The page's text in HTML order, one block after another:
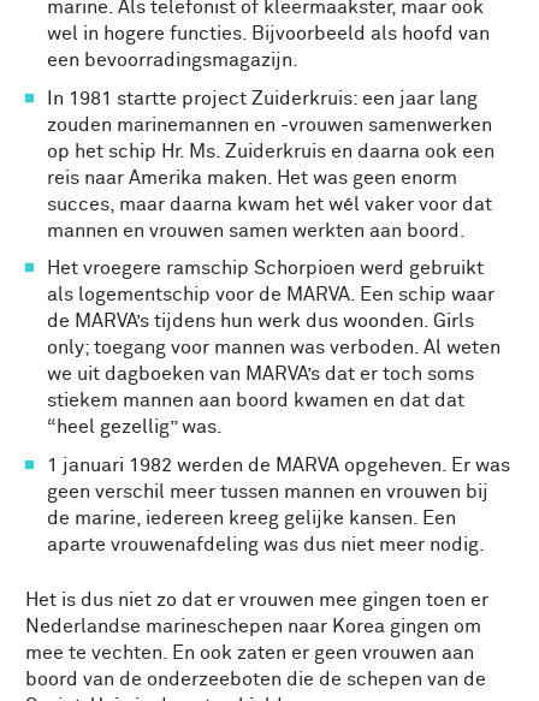
marine. Als telefonist of kleermaakster, maar ook
wel in hogere functies. Bijvoorbeeld als hoofd van
een bevoorradingsmagazijn.
In 1981 startte project Zuiderkruis: een jaar lang
zouden marinemannen en -vrouwen samenwerken
op het schip Hr. Ms. Zuiderkruis en daarna ook een
reis naar Amerika maken. Het was geen enorm
succes, maar daarna kwam het wél vaker voor dat
mannen en vrouwen samen werkten aan boord.
Het vroegere ramschip Schorpioen werd gebruikt
als logementschip voor de MARVA. Een schip waar
de MARVA’s tijdens hun werk dus woonden. Girls
only; toegang voor mannen was verboden. Al weten
we uit dagboeken van MARVA’s dat er toch soms
stiekem mannen aan boord kwamen en dat dat
“heel gezellig” was.
1 januari 1982 werden de MARVA opgeheven. Er was
geen verschil meer tussen mannen en vrouwen bij
de marine, iedereen kreeg gelijke kansen. Een
aparte vrouwenafdeling was dus niet meer nodig.
Het is dus niet zo dat er vrouwen mee gingen toen er
Nederlandse marineschepen naar Korea gingen om
mee te vechten. En ook zaten er geen vrouwen aan
boord van de onderzeeboten die de schepen van de